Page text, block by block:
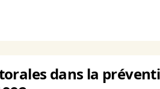
dans la